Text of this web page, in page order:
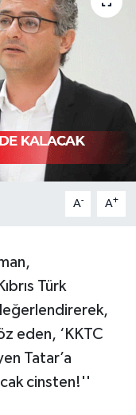
A- A+
Türk
eden, ‘KKTC
Tatar’a
cinsten!''